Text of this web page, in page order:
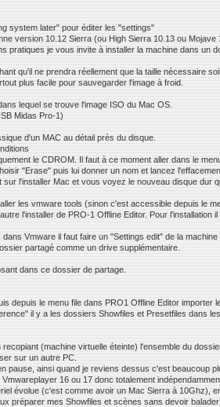
system later" pour éditer les "settings"
version 10.12 Sierra (ou High Sierra 10.13 ou Mojave
pratiques je vous invite à installer la machine dans un
qu'il ne prendra réellement que la taille nécessaire
plus facile pour sauvegarder l'image à froid.
lequel se trouve l'image ISO du Mac OS.
Midas Pro-1)
d'un MAC au détail près du disque.
le CDROM. Il faut à ce moment aller dans le
"Erase" puis lui donner un nom et lancez
l'installer Mac et vous voyez le nouveau disque dur
les vmware tools (sinon c'est accessible depuis le
l'installer de PRO-1 Offline Editor. Pour
Vmware il faut faire un "Settings edit" de la
partagé comme un drive supplémentaire.
dans ce dossier de partage.
depuis le menu file dans PRO1 Offline Editor importer
il y a les dossiers Showfiles et Presetfiles dans
(machine virtuelle éteinte) l'ensemble du
sur un autre PC.
pause, ainsi quand je reviens dessus c'est beaucoup
16 ou 17 donc totalement
évolue (c'est comme avoir un Mac Sierra à 10Ghz),
préparer mes Showfiles et scènes sans devoir